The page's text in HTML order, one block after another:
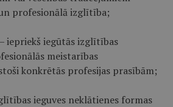
profesionālā izglītība;
iepriekš iegūtās izglītības
meistarības
konkrētās profesijas prasībām;
ieguves neklātienes formas